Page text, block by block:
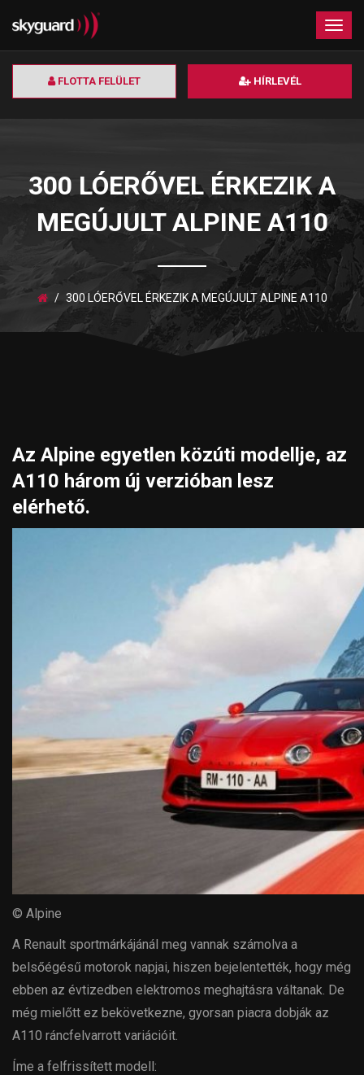
FLOTTA FELÜLET HÍRLEVÉL
×
300 LÓERŐVEL ÉRKEZIK A
MEGÚJULT ALPINE A110
300 LÓERŐVEL ÉRKEZIK A MEGÚJULT ALPINE A110
Az Alpine egyetlen közúti modellje, az
A110 három új verzióban lesz
elérhető.
© Alpine
A Renault sportmárkájánál meg vannak számolva a
belsőégésű motorok napjai, hiszen bejelentették, hogy még
ebben az évtizedben elektromos meghajtásra váltanak. De
még mielőtt ez bekövetkezne, gyorsan piacra dobják az
A110 ráncfelvarrott variációit.
Íme a felfrissített modell: